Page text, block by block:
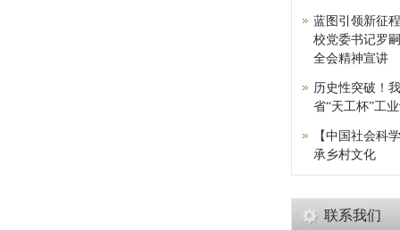
蓝图引领新征
校党委书记罗
全会精神宣讲
历史性突破！
省“天工杯”工
【中国社会科
承乡村文化
联系我们